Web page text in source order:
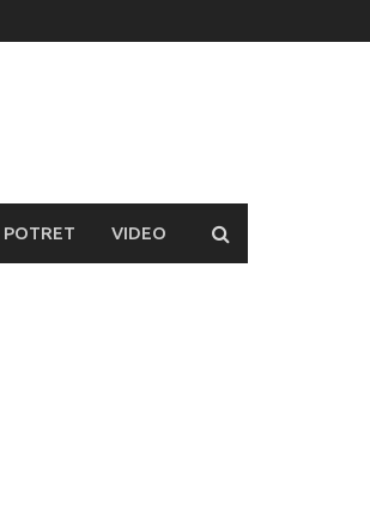
POTRET VIDEO